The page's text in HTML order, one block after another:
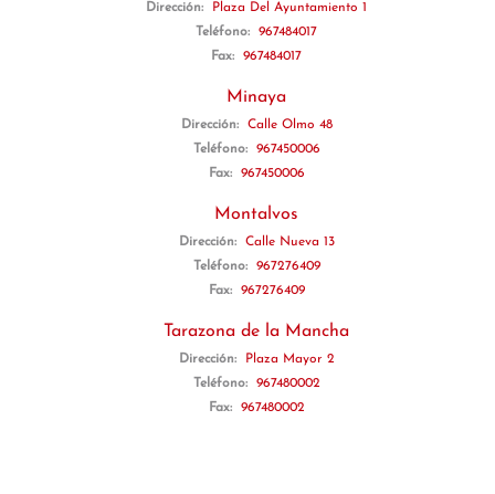
Dirección:
Plaza Del Ayuntamiento 1
Teléfono:
967484017
Fax:
967484017
Minaya
Dirección:
Calle Olmo 48
Teléfono:
967450006
Fax:
967450006
Montalvos
Dirección:
Calle Nueva 13
Teléfono:
967276409
Fax:
967276409
Tarazona de la Mancha
Dirección:
Plaza Mayor 2
Teléfono:
967480002
Fax:
967480002